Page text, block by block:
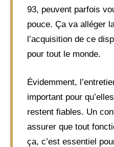
93, peuvent parfois
pouce. Ça va alléger
l’acquisition de ce
pour tout le monde.
Évidemment,
important pour
restent fiables. Un
assurer que tout
ça, c’est essentiel